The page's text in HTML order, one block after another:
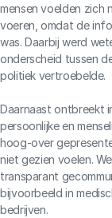
mensen voelden zich
voeren, omdat de
was. Daarbij werd
onderscheid tussen
politiek vertroebelde.
Daarnaast ontbreekt
persoonlijke en
hoog-over
niet gezien voelen.
transparant
bijvoorbeeld in
bedrijven.